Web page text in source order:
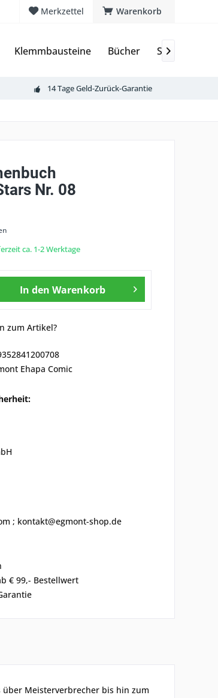
Warenkorb
Merkzettel
Klemmbausteine Bücher 
14 Tage Geld-Zurück-Garantie
Nr. 08
ca. 1-2 Werktage
In den Warenkorb
zum Artikel?
Ehapa Comic
; kontakt@egmont-shop.de
€ 99,- Bestellwert
Meisterverbrecher bis hin zum